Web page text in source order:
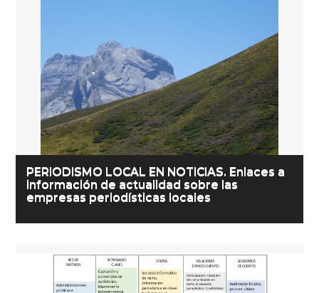
PERIODISMO LOCAL EN NOTICIAS. Enlaces a
información de actualidad sobre las
empresas periodísticas locales